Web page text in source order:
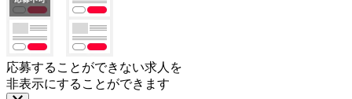
応募することができない求人を
非表示にすることができます